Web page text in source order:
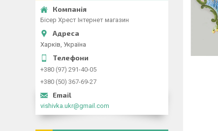
Бісер Хрест Інтернет магазин
Харків, Україна
+380 (97) 291-40-05
+380 (50) 367-69-27
vishivka.ukr@gmail.com